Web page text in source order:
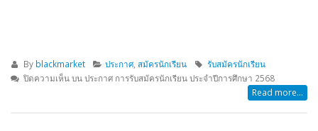
By blackmarket ประกาศ ,สมัครนักเรียน
รับสมัครนักเรียน
ปิดความเห็นบน ประกาศ การรับสมัครนักเรียน ประจำปีการศึกษา 2568
Read more...